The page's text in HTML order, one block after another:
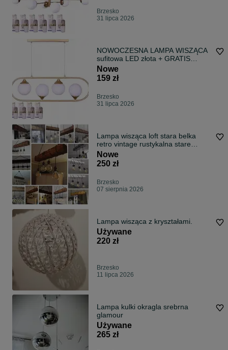
Brzesko
31 lipca 2026
NOWOCZESNA LAMPA WISZĄCA
sufitowa LED złota + GRATIS
żarówki / do salonu, pokoju, jadalni,
nad wyspę kuchenną
Nowe
159 zł
Brzesko
31 lipca 2026
Lampa wisząca loft stara belka
retro vintage rustykalna stare
drewno
Nowe
250 zł
Brzesko
07 sierpnia 2026
Lampa wisząca z kryształami.
Używane
220 zł
Brzesko
11 lipca 2026
Lampa kulki okragla srebrna
glamour
Używane
265 zł